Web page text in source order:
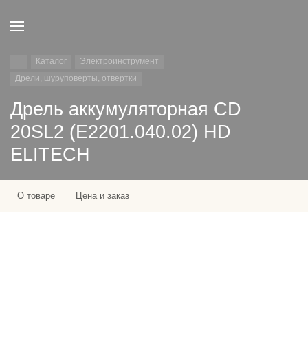
Каталог
Электроинструмент
Дрели, шуруповерты, отвертки
Дрель аккумуляторная CD
20SL2 (E2201.040.02) HD
ELITECH
О товаре Цена и заказ